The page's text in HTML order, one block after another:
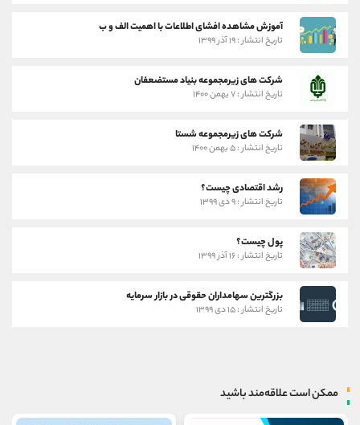
آموزش مشاهده افشای اطلاعات با اهمیت الف و ب
تاریخ انتشار : ۱۹ آذر ۱۳۹۹
شرکت های زیرمجموعه بنیاد مستضعفان
تاریخ انتشار : ۷ بهمن ۱۴۰۰
شرکت های زیرمجموعه شستا
تاریخ انتشار : ۵ بهمن ۱۴۰۰
رشد اقتصادی چیست؟
تاریخ انتشار : ۹ دی ۱۳۹۹
پول چیست؟
تاریخ انتشار : ۱۶ آذر ۱۳۹۹
بزرگترین سهامداران حقوقی در بازار سرمایه
تاریخ انتشار : ۱۵ دی ۱۳۹۹
ممکن است علاقه‌مند باشید